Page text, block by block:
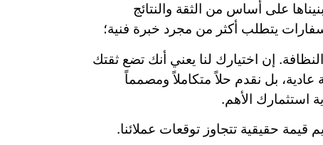
على أساس من الثقة والنتائج
يتطلب أكثر من مجرد خبرة فنية؛
إن اختيارك لنا يعني أنك تضع ثقتك
بل نقدم حلاً متكاملاً ومصمماً
استثمارك الأهم.
حقيقية تتجاوز توقعات عملائنا.